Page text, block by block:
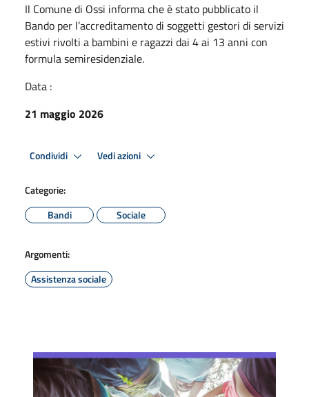
Il Comune di Ossi informa che è stato pubblicato il
Bando per l’accreditamento di soggetti gestori di servizi
estivi rivolti a bambini e ragazzi dai 4 ai 13 anni con
formula semiresidenziale.
Data :
21 maggio 2026
Condividi Vedi azioni
Categorie:
Bandi
Sociale
Argomenti:
Assistenza sociale